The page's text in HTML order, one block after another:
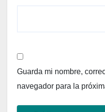
Guarda mi nombre,
navegador para la